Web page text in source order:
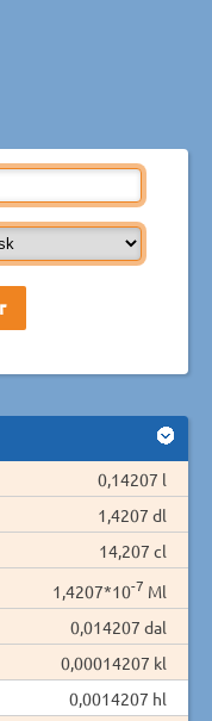
0,14207 l
1,4207 dl
14,207 cl
1,4207*10-7 Ml
0,014207 dal
0,00014207 kl
0,0014207 hl